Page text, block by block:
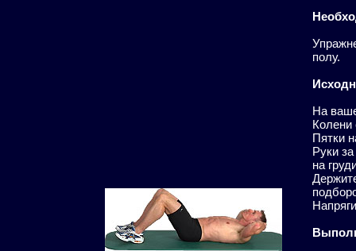
полу.
На
Колени
Пятки
Руки
на